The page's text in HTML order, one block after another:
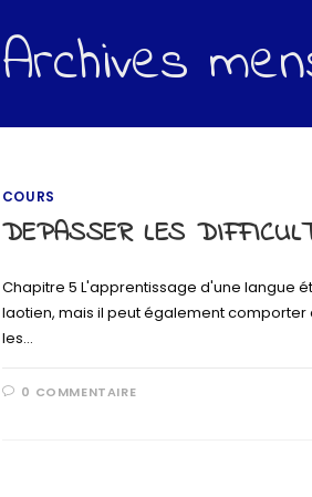
Archives
COURS
DEPASSER LES
Chapitre 5 L'apprentissage d'une langue
laotien, mais il peut également
les…
0 COMMENTAIRE